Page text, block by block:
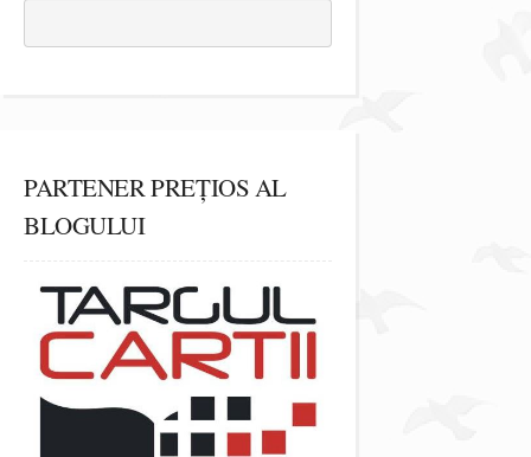
PARTENER PREȚIOS AL
BLOGULUI